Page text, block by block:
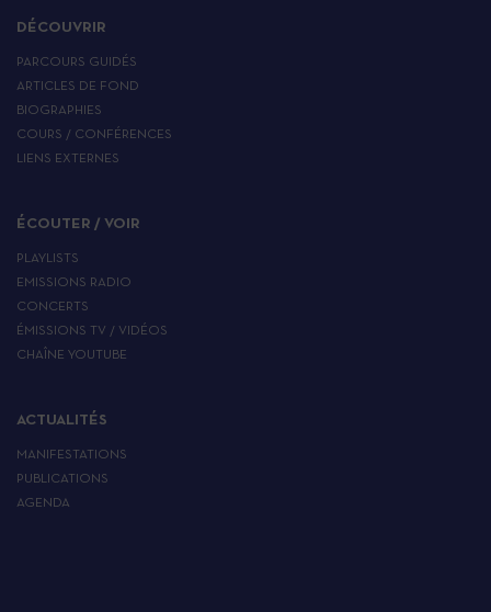
DÉCOUVRIR
PARCOURS GUIDÉS
ARTICLES DE FOND
BIOGRAPHIES
COURS / CONFÉRENCES
LIENS EXTERNES
ÉCOUTER / VOIR
PLAYLISTS
EMISSIONS RADIO
CONCERTS
ÉMISSIONS TV / VIDÉOS
CHAÎNE YOUTUBE
ACTUALITÉS
MANIFESTATIONS
PUBLICATIONS
AGENDA